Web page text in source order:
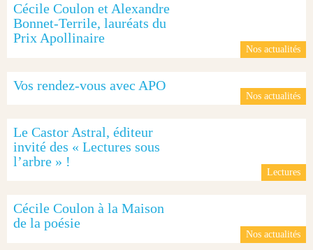
Nos actualités
Cécile Coulon et Alexandre
Bonnet-Terrile, lauréats du
Prix Apollinaire
Nos actualités
Vos rendez-vous avec APO
Lectures
Le Castor Astral, éditeur
invité des « Lectures sous
l’arbre » !
Nos actualités
Cécile Coulon à la Maison
de la poésie